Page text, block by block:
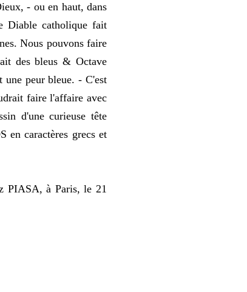
- ou en haut, dans
Diable catholique fait
Nous pouvons faire
des bleus & Octave
une peur bleue. - C'est
faire l'affaire avec
d'une curieuse tête
en caractères grecs et
PIASA, à Paris, le 21